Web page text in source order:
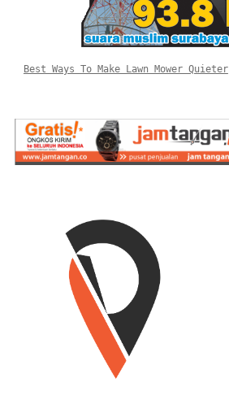
Best Ways To Make Lawn Mower Quieter